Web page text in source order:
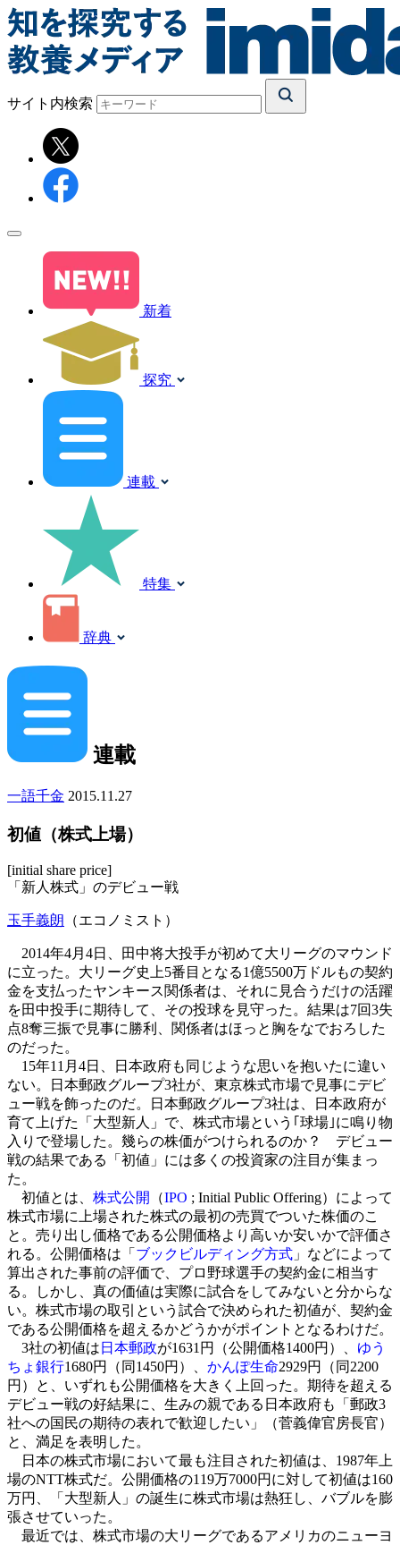
サイト内検索
新着
探究
連載
特集
辞典
連載
一語千金 2015.11.27
初値（株式上場）
[initial share price]
「新人株式」のデビュー戦
玉手義朗 （エコノミスト）
2014年4月4日、田中将大投手が初めて大リーグのマウンド
に立った。大リーグ史上5番目となる1億5500万ドルもの契約
金を支払ったヤンキース関係者は、それに見合うだけの活躍
を田中投手に期待して、その投球を見守った。結果は7回3失
点8奪三振で見事に勝利、関係者はほっと胸をなでおろした
のだった。
15年11月4日、日本政府も同じような思いを抱いたに違い
ない。日本郵政グループ3社が、東京株式市場で見事にデビ
ュー戦を飾ったのだ。日本郵政グループ3社は、日本政府が
育て上げた「大型新人」で、株式市場という｢球場｣に鳴り物
入りで登場した。幾らの株価がつけられるのか？ デビュー
戦の結果である「初値」には多くの投資家の注目が集まっ
た。
初値とは、 株式公開 （IPO ; Initial Public Offering）によって
株式市場に上場された株式の最初の売買でついた株価のこ
と。売り出し価格である公開価格より高いか安いかで評価さ
れる。公開価格は「 ブックビルディング方式 」などによって
算出された事前の評価で、プロ野球選手の契約金に相当す
る。しかし、真の価値は実際に試合をしてみないと分からな
い。株式市場の取引という試合で決められた初値が、契約金
である公開価格を超えるかどうかがポイントとなるわけだ。
3社の初値は 日本郵政が1631円（公開価格1400円）、 ゆう
ちょ銀行1680円（同1450円）、 かんぽ生命2929円（同2200
円）と、いずれも公開価格を大きく上回った。期待を超える
デビュー戦の好結果に、生みの親である日本政府も「郵政3
社への国民の期待の表れで歓迎したい」（菅義偉官房長官）
と、満足を表明した。
日本の株式市場において最も注目された初値は、1987年上
場のNTT株式だ。公開価格の119万7000円に対して初値は160
万円、「大型新人」の誕生に株式市場は熱狂し、バブルを膨
張させていった。
最近では、株式市場の大リーグであるアメリカのニューヨ